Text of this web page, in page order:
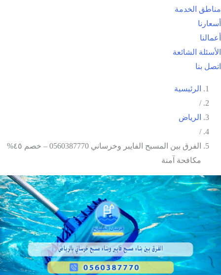
مناطق الخدمة
أسعارنا
أعمالنا
الأسئلة الشائعة
اتصل بنا
الرئيسية
/
الرياض
/
الفرق بين المسبح الفايبر وخرساني 0560387770 – خصم ٤٥%
مكافحة آمنة